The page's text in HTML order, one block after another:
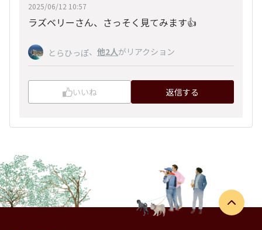
2025/06/12 10:57
ラズベリーさん、さっそく見てみます👍
とらひっぽ、 他2人がリアクション
いいね 返信する